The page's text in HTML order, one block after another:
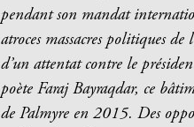
pendant son mandat
atroces massacres politiques
d’un attentat contre le
poète Faraj Bayraqdar, ce
de Palmyre en 2015. Des